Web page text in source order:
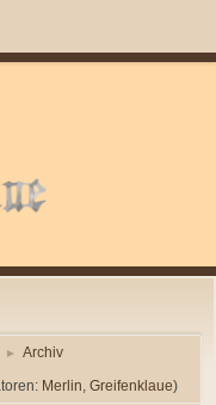
► Archiv
Merlin Greifenklaue)